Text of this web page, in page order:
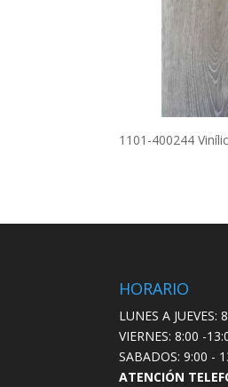
1101-400244
HORARIO
LUNES A JUEVES:
VIERNES: 8:00 -
SABADOS: 9:00 -
ATENCIÓN